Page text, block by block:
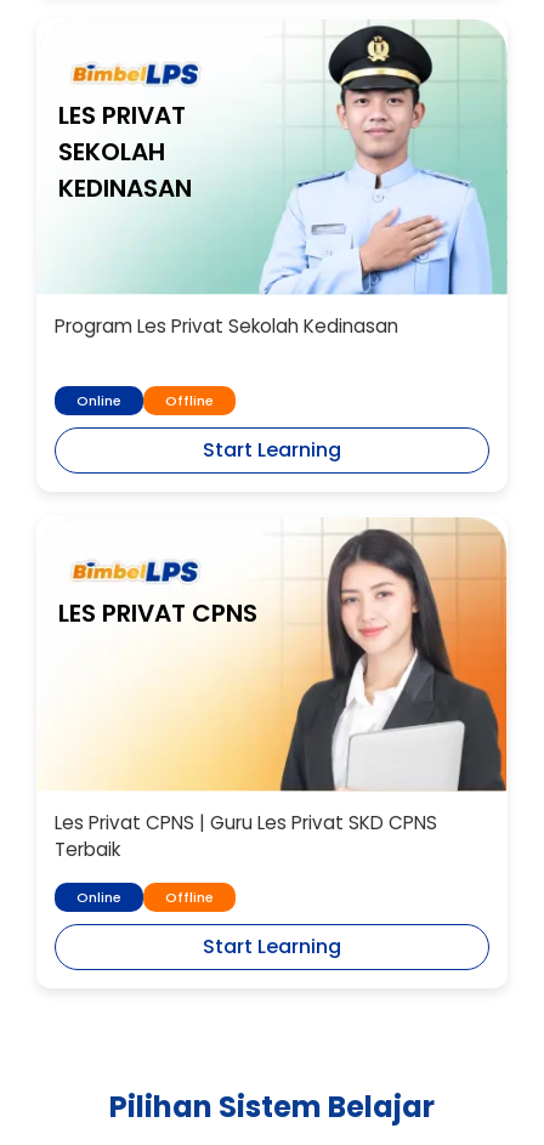
LES PRIVAT
SEKOLAH
KEDINASAN
Program Les Privat Sekolah Kedinasan
Online Offline
Start Learning
LES PRIVAT CPNS
Les Privat CPNS | Guru Les Privat SKD CPNS
Terbaik
Online Offline
Start Learning
Pilihan Sistem Belajar